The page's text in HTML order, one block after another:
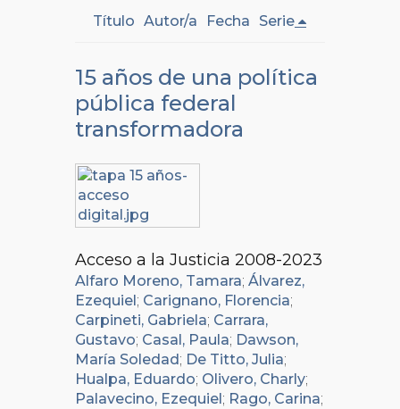
Título Autor/a Fecha Serie
15 años de una política
pública federal
transformadora
Acceso a la Justicia 2008-2023
Alfaro Moreno, Tamara; Álvarez,
Ezequiel ; Carignano, Florencia;
Carpineti, Gabriela; Carrara,
Gustavo; Casal, Paula; Dawson,
María Soledad ; De Titto, Julia;
Hualpa, Eduardo; Olivero, Charly;
Palavecino, Ezequiel ; Rago, Carina;